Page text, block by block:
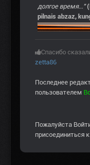
долгое время..."
pilnais abzaz,
Спасибо
zetta86
Последнее
пользователем
Пожалуйста
присоединиться